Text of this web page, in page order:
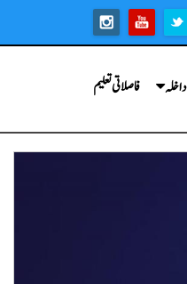
داخلہ فاصلاتی تعلیم